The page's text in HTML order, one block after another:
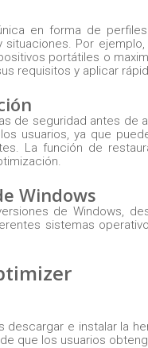
en forma de
Por
portátiles o
requisitos y aplicar
de seguridad antes
usuarios, ya que
La función de
Windows
de Windows,
sistemas
descargar e instalar la
que los usuarios